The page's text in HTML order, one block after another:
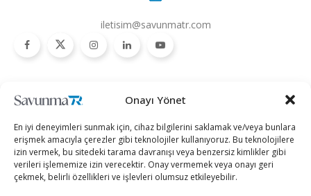
Onayı Yönet
En iyi deneyimleri sunmak için, cihaz bilgilerini saklamak ve/veya bunlara
erişmek amacıyla çerezler gibi teknolojiler kullanıyoruz. Bu teknolojilere
izin vermek, bu sitedeki tarama davranışı veya benzersiz kimlikler gibi
verileri işlememize izin verecektir. Onay vermemek veya onayı geri
çekmek, belirli özellikleri ve işlevleri olumsuz etkileyebilir.
iletisim@savunmatr.com
Savunma Sanayii
Hava Platformları
Kara Platformları
Deniz Platformları
Kategoriler
Siber Güvenlik
Teknoloji
Röportajlar
SavunmaTR
Hakkımızda
Kariyer
Gizlilik Politikası